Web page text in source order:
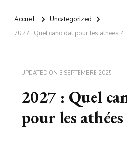
Accueil
Uncategorized
2027 : Quel candidat pour les athées ?
UPDATED ON 3 SEPTEMBRE 2025
2027 : Quel
pour les athées